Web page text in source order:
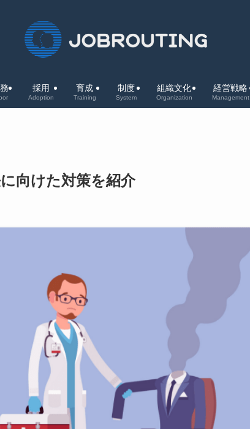
採用
Adoption
育成
Training
制度
System
組織文化
Organization
経営戦略
Management
向けた対策を紹介